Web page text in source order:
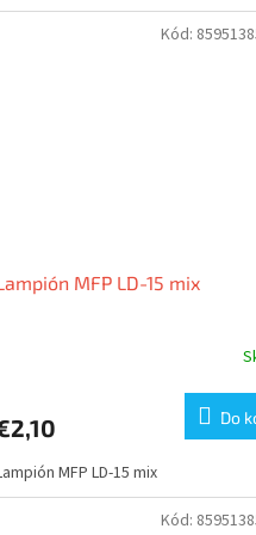
MFP LD-15 mix
Do
MFP LD-15 mix
Kód:
Kód: